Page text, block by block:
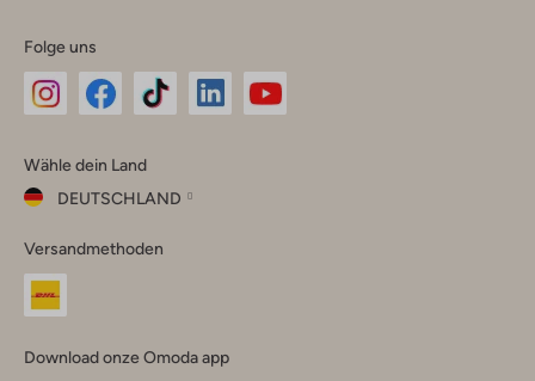
Folge uns
Instagram
Facebook
TikTok
Wähle dein Land
DEUTSCHLAND
dein
Land
Versandmethoden
Download onze Omoda app